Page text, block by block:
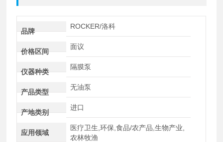
品牌
ROCKER/洛科
价格区间
面议
仪器种类
隔膜泵
产品类型
无油泵
产地类别
进口
应用领域
医疗卫生,环保,食品/农产品,生物产业,
农林牧渔